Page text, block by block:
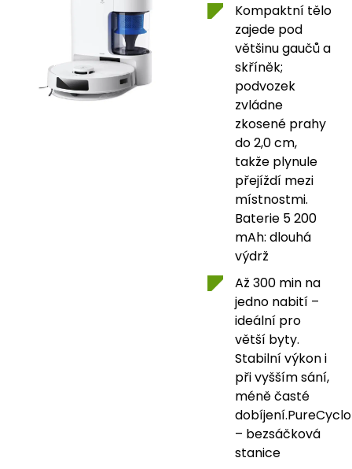
Kompaktní tělo
zajede pod
většinu gaučů a
skříněk;
podvozek
zvládne
zkosené prahy
do 2,0 cm,
takže plynule
přejíždí mezi
místnostmi.
Baterie 5 200
mAh: dlouhá
výdrž
Až 300 min na
jedno nabití –
ideální pro
větší byty.
Stabilní výkon i
při vyšším sání,
méně časté
– bezsáčková
stanice